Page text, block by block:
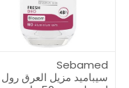
Sebamed
سيباميد مزيل العرق رول